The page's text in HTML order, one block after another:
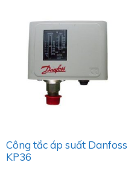
Công tắc áp suất Danfoss
KP36